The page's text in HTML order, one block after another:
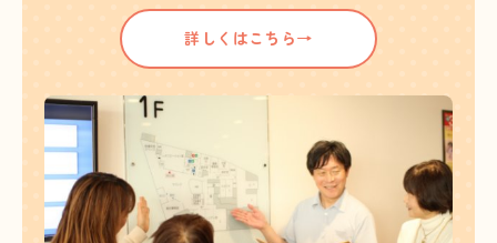
詳しくはこちら→